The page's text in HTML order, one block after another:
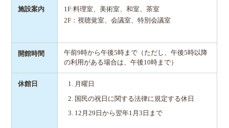
施設案内
1F:料理室、美術室、和室、茶室
2F：視聴覚室、会議室、特別会議室
開館時間
午前9時から午後5時まで（ただし、午後5時以降
の利用がある場合は、午後10時まで）
休館日 月曜日
国民の祝日に関する法律に規定する休日
12月29日から翌年1月3日まで